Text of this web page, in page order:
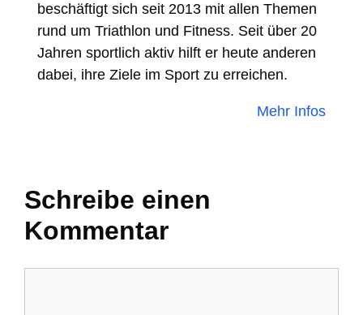
beschäftigt sich seit 2013 mit allen Themen
rund um Triathlon und Fitness. Seit über 20
Jahren sportlich aktiv hilft er heute anderen
dabei, ihre Ziele im Sport zu erreichen.
Mehr Infos
Schreibe einen
Kommentar